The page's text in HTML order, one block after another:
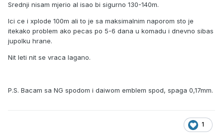
Srednji nisam mjerio al isao bi sigurno 130-140m.
Ici ce i xplode 100m ali to je sa maksimalnim naporom sto je
itekako problem ako pecas po 5-6 dana u komadu i dnevno sibas
jupolku hrane.
Nit leti nit se vraca lagano.
P.S. Bacam sa NG spodom i daiwom emblem spod, spaga 0,17mm.
1